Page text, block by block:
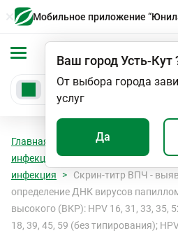
Мобильное приложение
Ваш городУсть-Кут
От выбора города
услуг
Да
Главная Анализы
инфекционных заболеваний
инфекция
Скрин-титр ВПЧ -
определение ДНК вирусов
высокого (ВКР): HPV 16, 31, 33, 35,
18, 39, 45, 59 (без типирования);